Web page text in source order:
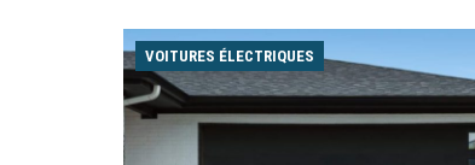
VOITURES ÉLECTRIQUES